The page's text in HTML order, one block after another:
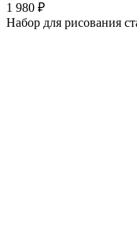
1 980 ₽
Набор для рисования